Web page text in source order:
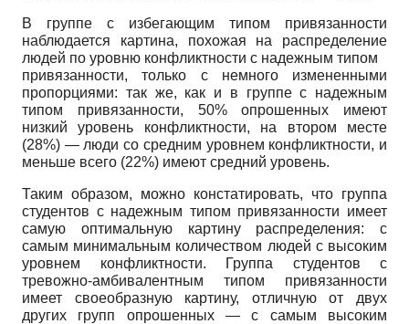
В группе с избегающим типом привязанности
наблюдается картина, похожая на распределение
людей по уровню конфликтности с надежным типом
привязанности, только с немного измененными
пропорциями: так же, как и в группе с надежным
типом привязанности, 50% опрошенных имеют
низкий уровень конфликтности, на втором месте
(28%) — люди со средним уровнем конфликтности, и
меньше всего (22%) имеют средний уровень.
Таким образом, можно констатировать, что группа
студентов с надежным типом привязанности имеет
самую оптимальную картину распределения: с
самым минимальным количеством людей с высоким
уровнем конфликтности. Группа студентов с
тревожно-амбивалентным типом привязанности
имеет своеобразную картину, отличную от двух
других групп опрошенных — с самым высоким